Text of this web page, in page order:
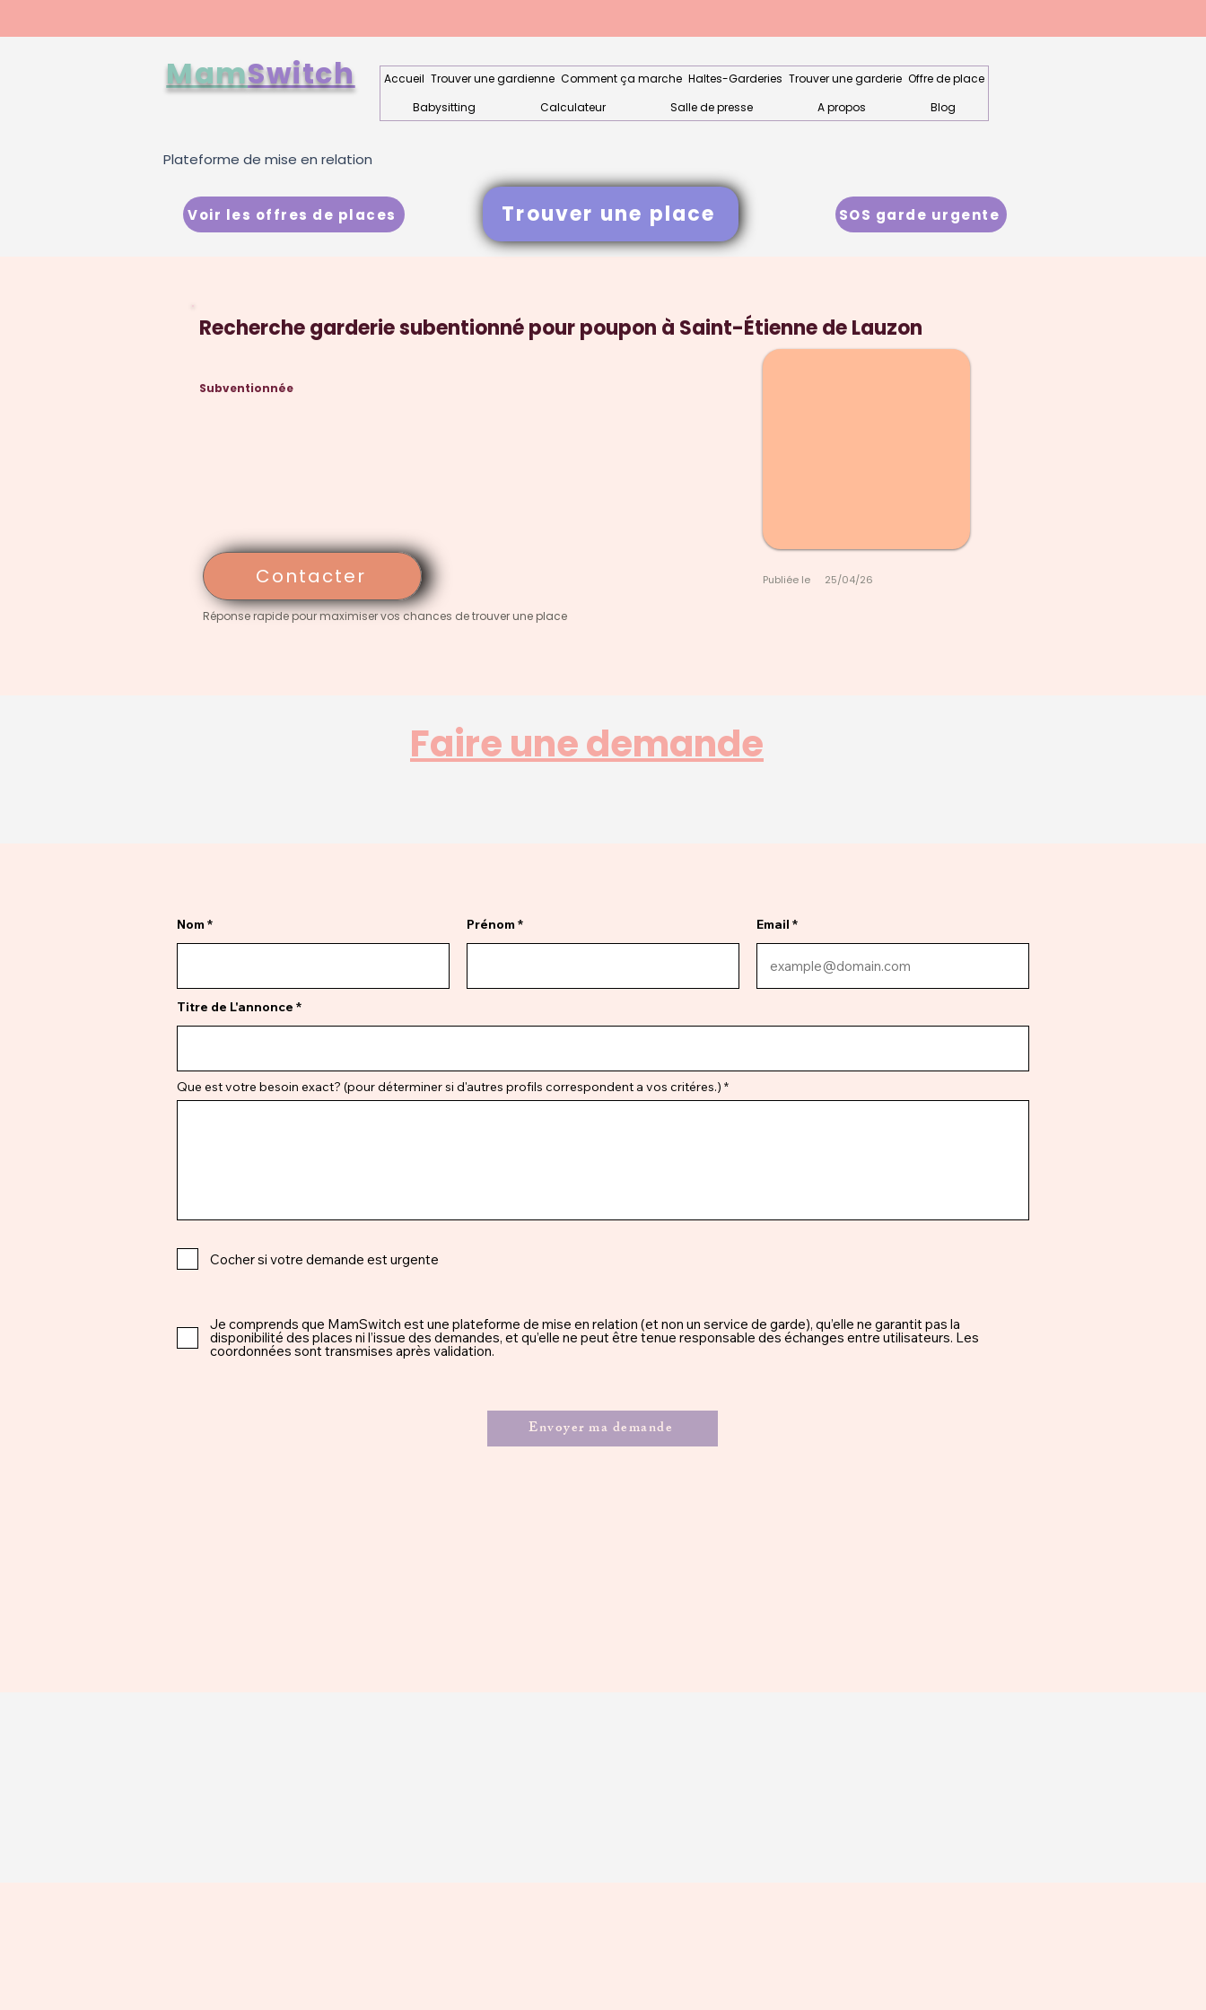
MamSwitch Accueil Trouver une gardienne Comment ça marche Haltes-Garderies Trouver une garderie Offre de place
Babysitting
Calculateur Salle de presse A propos Blog
Plateforme de mise en relation
Voir les offres de places Trouver une place SOS garde urgente
Recherche garderie subentionné pour poupon à Saint-Étienne de Lauzon
Subventionnée
Contacter
Réponse rapide pour maximiser vos chances de trouver une place
Publiée le 25/04/26
Faire une demande
Nom Prénom Email
Titre de L'annonce
Que est votre besoin exact? (pour déterminer si d'autres profils correspondent a vos critéres.)
Cocher si votre demande est urgente
Je comprends que MamSwitch est une plateforme de mise en relation (et non un service de garde), qu’elle ne garantit pas la
disponibilité des places ni l’issue des demandes, et qu’elle ne peut être tenue responsable des échanges entre utilisateurs. Les
coordonnées sont transmises après validation.
Envoyer ma demande